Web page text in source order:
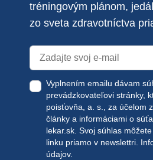
tréningovým plánom,
zo sveta zdravotníctva
Vyplnením emailu dávam
prevádzkovateľovi stránky,
poisťovňa, a. s., za účelom
články a informáciami o
lekar.sk. Svoj súhlas
linku priamo v newslettri.
údajov.